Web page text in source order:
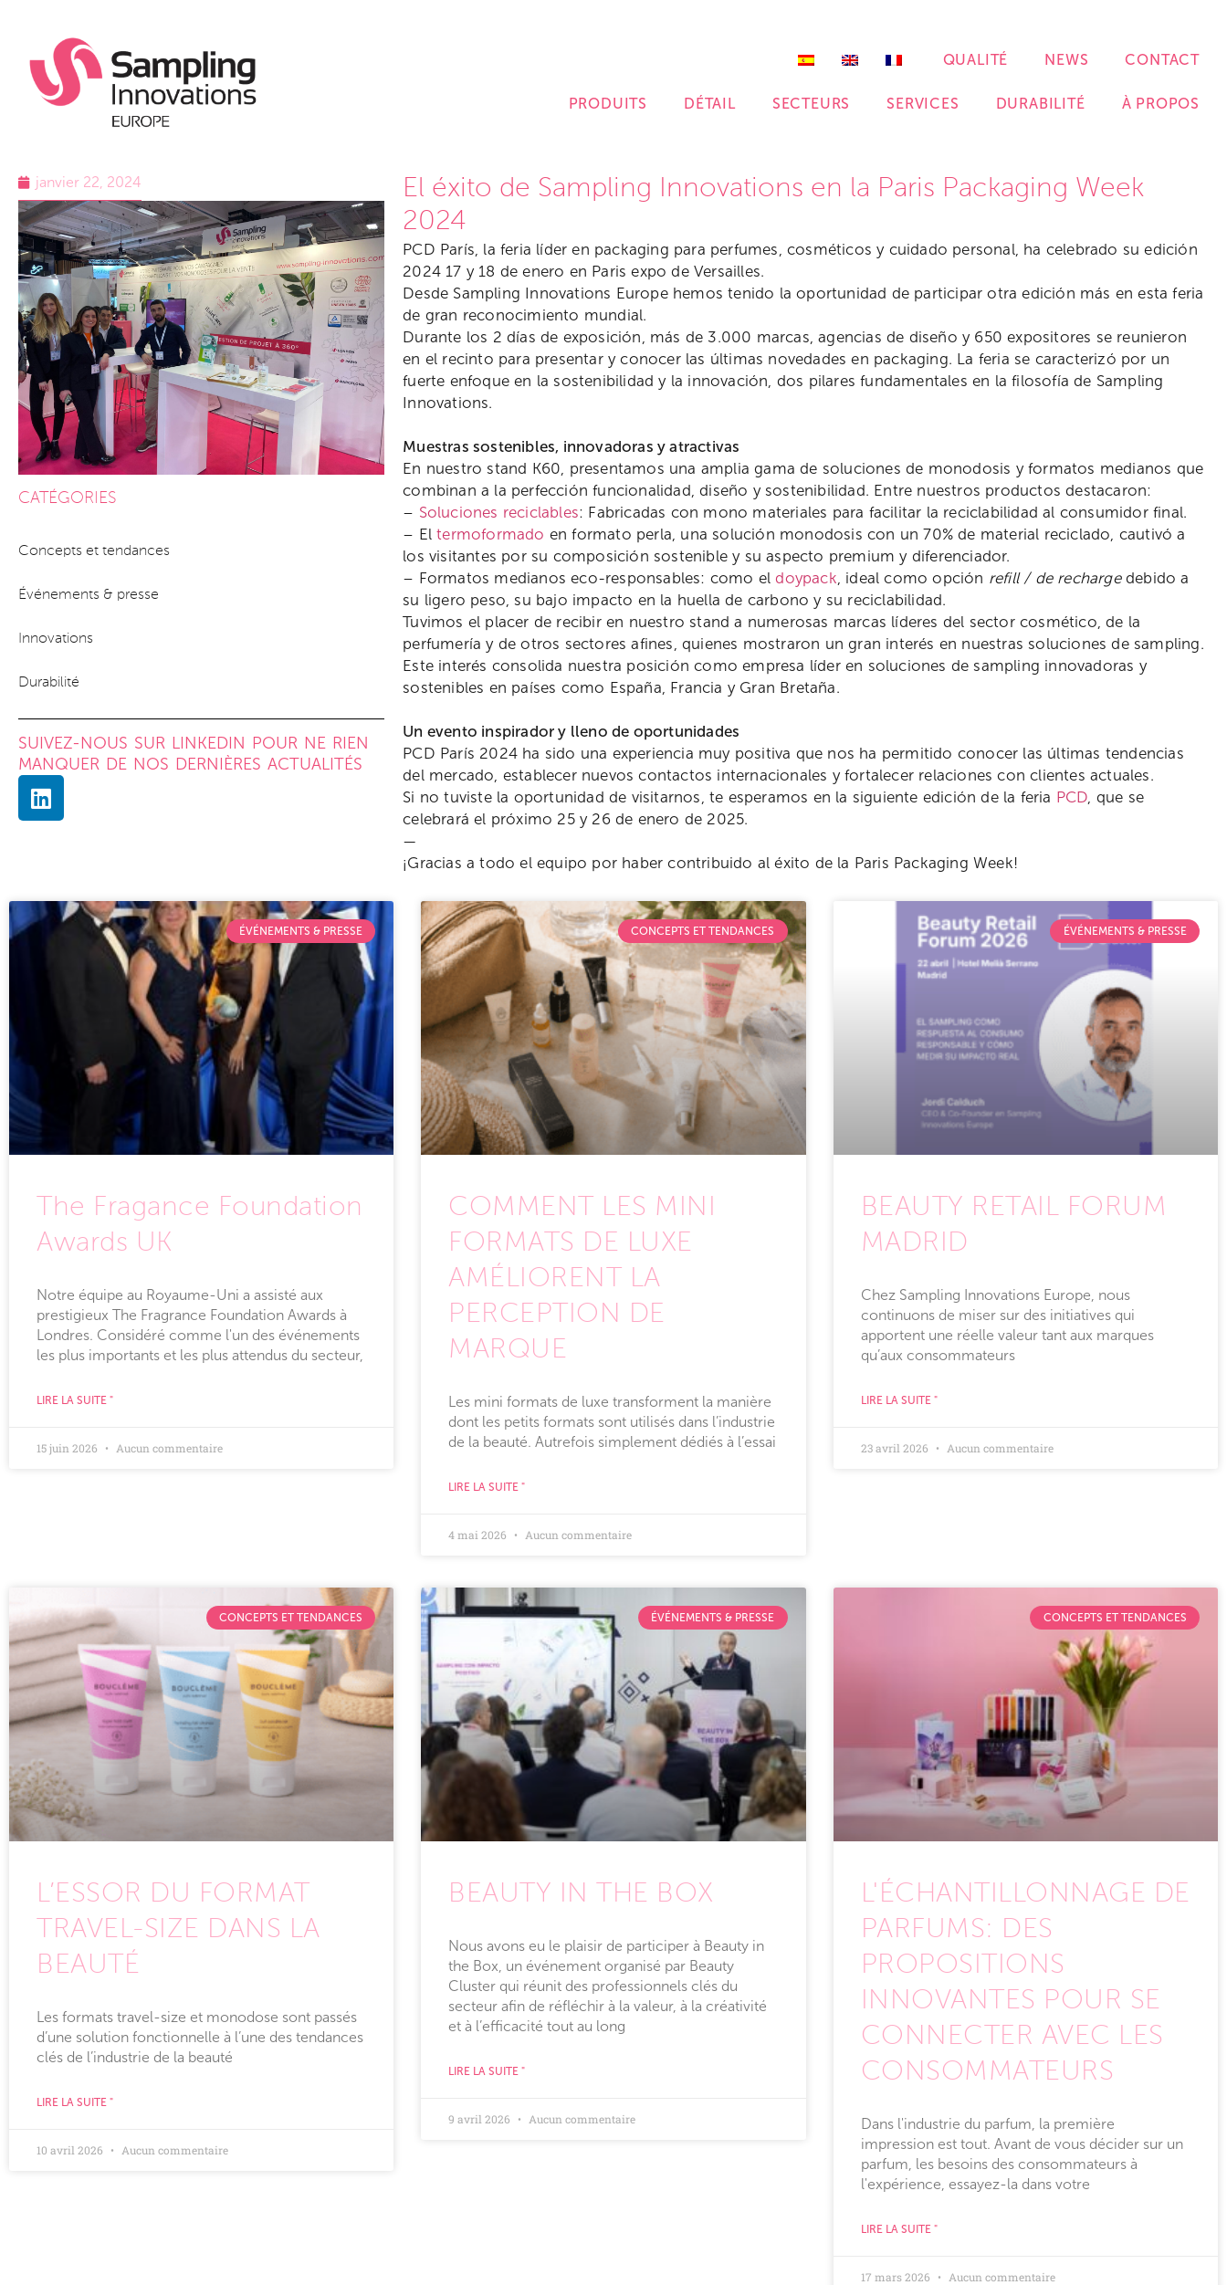
QUALITÉ NEWS CONTACT
PRODUITS DÉTAIL SECTEURS SERVICES DURABILITÉ À PROPOS
El éxito de Sampling Innovations en la Paris Packaging Week
2024
PCD París, la feria líder en packaging para perfumes, cosméticos y cuidado personal, ha celebrado su edición
2024 17 y 18 de enero en Paris expo de Versailles.
Desde Sampling Innovations Europe hemos tenido la oportunidad de participar otra edición más en esta feria
de gran reconocimiento mundial.
Durante los 2 días de exposición, más de 3.000 marcas, agencias de diseño y 650 expositores se reunieron
en el recinto para presentar y conocer las últimas novedades en packaging. La feria se caracterizó por un
fuerte enfoque en la sostenibilidad y la innovación, dos pilares fundamentales en la filosofía de Sampling
Innovations.
Muestras sostenibles, innovadoras y atractivas
En nuestro stand K60, presentamos una amplia gama de soluciones de monodosis y formatos medianos que
combinan a la perfección funcionalidad, diseño y sostenibilidad. Entre nuestros productos destacaron:
– Soluciones reciclables: Fabricadas con mono materiales para facilitar la reciclabilidad al consumidor final.
– Eltermoformado en formato perla, una solución monodosis con un 70% de material reciclado, cautivó a
los visitantes por su composición sostenible y su aspecto premium y diferenciador.
– Formatos medianos eco-responsables: como eldoypack , ideal como opción refill / de rechargedebido a
su ligero peso, su bajo impacto en la huella de carbono y su reciclabilidad.
Tuvimos el placer de recibir en nuestro stand a numerosas marcas líderes del sector cosmético, de la
perfumería y de otros sectores afines, quienes mostraron un gran interés en nuestras soluciones de sampling.
Este interés consolida nuestra posición como empresa líder en soluciones de sampling innovadoras y
sostenibles en países como España, Francia y Gran Bretaña.
Un evento inspirador y lleno de oportunidades
PCD París 2024 ha sido una experiencia muy positiva que nos ha permitido conocer las últimas tendencias
del mercado, establecer nuevos contactos internacionales y fortalecer relaciones con clientes actuales.
Si no tuviste la oportunidad de visitarnos, te esperamos en la siguiente edición de la feria PCD , que se
celebrará el próximo 25 y 26 de enero de 2025.
—
¡Gracias a todo el equipo por haber contribuido al éxito de la Paris Packaging Week!
janvier 22, 2024
CATÉGORIES
Concepts et tendances
Événements & presse
Innovations
Durabilité
SUIVEZ-NOUS SUR LINKEDIN POUR NE RIEN
MANQUER DE NOS DERNIÈRES ACTUALITÉS
ÉVÉNEMENTS & PRESSE
The Fragance Foundation
Awards UK
Notre équipe au Royaume-Uni a assisté aux
prestigieux The Fragrance Foundation Awards à
Londres. Considéré comme l'un des événements
les plus importants et les plus attendus du secteur,
LIRE LA SUITE "
15 juin 2026 Aucun commentaire
CONCEPTS ET TENDANCES
COMMENT LES MINI
FORMATS DE LUXE
AMÉLIORENT LA
PERCEPTION DE
MARQUE
Les mini formats de luxe transforment la manière
dont les petits formats sont utilisés dans l’industrie
de la beauté. Autrefois simplement dédiés à l’essai
LIRE LA SUITE "
4 mai 2026 Aucun commentaire
ÉVÉNEMENTS & PRESSE
BEAUTY RETAIL FORUM
MADRID
Chez Sampling Innovations Europe, nous
continuons de miser sur des initiatives qui
apportent une réelle valeur tant aux marques
qu’aux consommateurs
LIRE LA SUITE "
23 avril 2026 Aucun commentaire
CONCEPTS ET TENDANCES
L’ESSOR DU FORMAT
TRAVEL-SIZE DANS LA
BEAUTÉ
Les formats travel-size et monodose sont passés
d’une solution fonctionnelle à l’une des tendances
clés de l’industrie de la beauté
LIRE LA SUITE "
10 avril 2026 Aucun commentaire
ÉVÉNEMENTS & PRESSE
BEAUTY IN THE BOX
Nous avons eu le plaisir de participer à Beauty in
the Box, un événement organisé par Beauty
Cluster qui réunit des professionnels clés du
secteur afin de réfléchir à la valeur, à la créativité
et à l’efficacité tout au long
LIRE LA SUITE "
9 avril 2026 Aucun commentaire
CONCEPTS ET TENDANCES
L'ÉCHANTILLONNAGE DE
PARFUMS: DES
PROPOSITIONS
INNOVANTES POUR SE
CONNECTER AVEC LES
CONSOMMATEURS
Dans l'industrie du parfum, la première
impression est tout. Avant de vous décider sur un
parfum, les besoins des consommateurs à
l'expérience, essayez-la dans votre
LIRE LA SUITE "
17 mars 2026 Aucun commentaire